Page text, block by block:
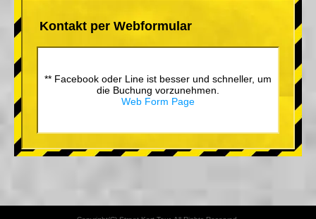
Kontakt per Webformular
** Facebook oder Line ist besser und schneller, um
die Buchung vorzunehmen.
Web Form Page